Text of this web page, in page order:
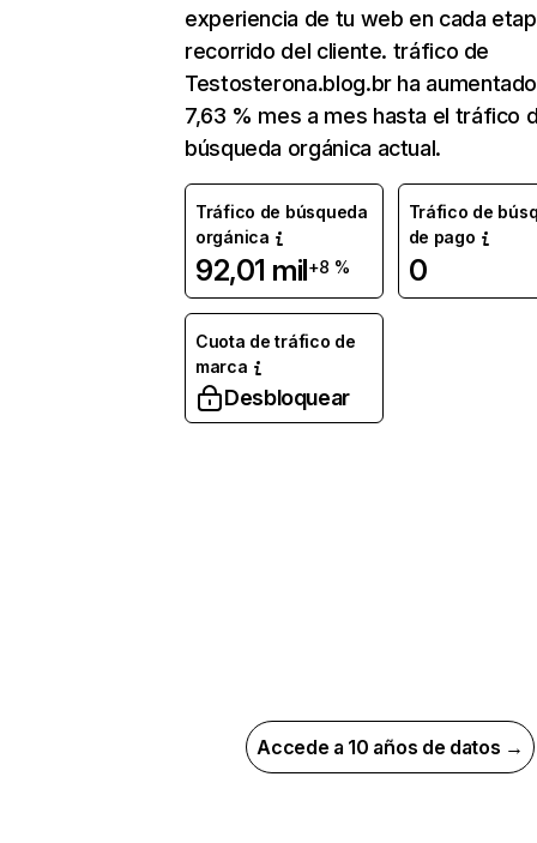
experiencia de tu web en cada
recorrido del cliente. tráfico de
Testosterona.blog.br ha
7,63 % mes a mes hasta el tráfico
búsqueda orgánica actual.
Tráfico de búsqueda
orgánica
92,01 mil+8 %
Tráfico de
de pago
0
Cuota de tráfico de
marca
Desbloquear
Accede a 10 años de datos →